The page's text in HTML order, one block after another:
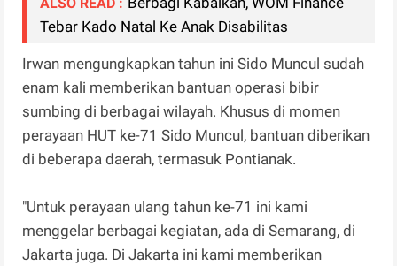
ALSO READ :
Tebar Kado Natal Ke Anak Disabilitas
Irwan mengungkapkan tahun ini Sido Muncul sudah
enam kali memberikan bantuan operasi bibir
sumbing di berbagai wilayah. Khusus di momen
perayaan HUT ke-71 Sido Muncul, bantuan diberikan
di beberapa daerah, termasuk Pontianak.
"Untuk perayaan ulang tahun ke-71 ini kami
menggelar berbagai kegiatan, ada di Semarang, di
Jakarta juga. Di Jakarta ini kami memberikan